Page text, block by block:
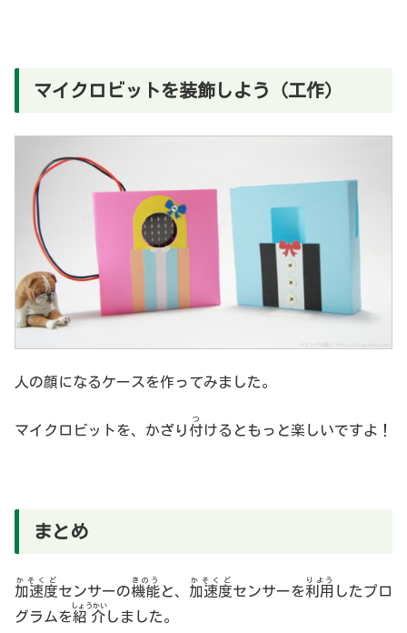
マイクロビットを装飾しよう（工作）
人の顔になるケースを作ってみました。
マイクロビットを、かざり 付
つ
けるともっと楽しいですよ！
まとめ
加速度
かそくど
センサーの機能
きのう
と、 加速度
かそくど
センサーを利用
りよう
したプロ
グラムを紹介
しょうかい
しました。